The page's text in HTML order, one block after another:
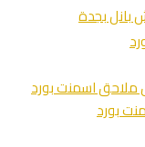
بجدة
اسمنت بورد
بورد